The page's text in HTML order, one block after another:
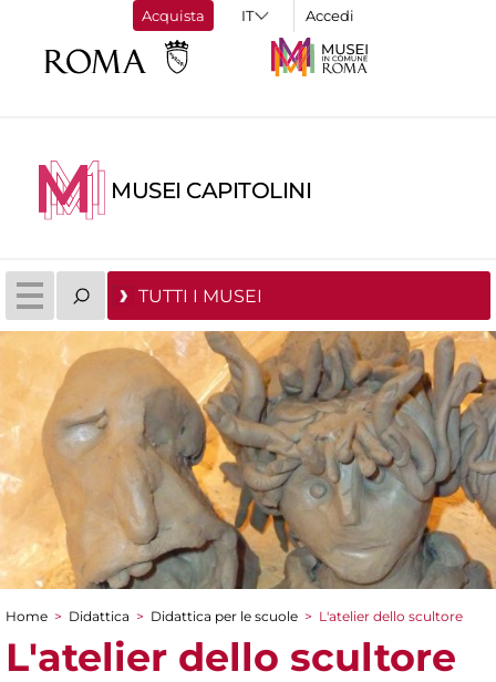
Acquista Accedi
MUSEI CAPITOLINI
TUTTI I MUSEI
Tu sei qui
Home > Didattica > Didattica per le scuole > L'atelier dello scultore
L'atelier dello scultore